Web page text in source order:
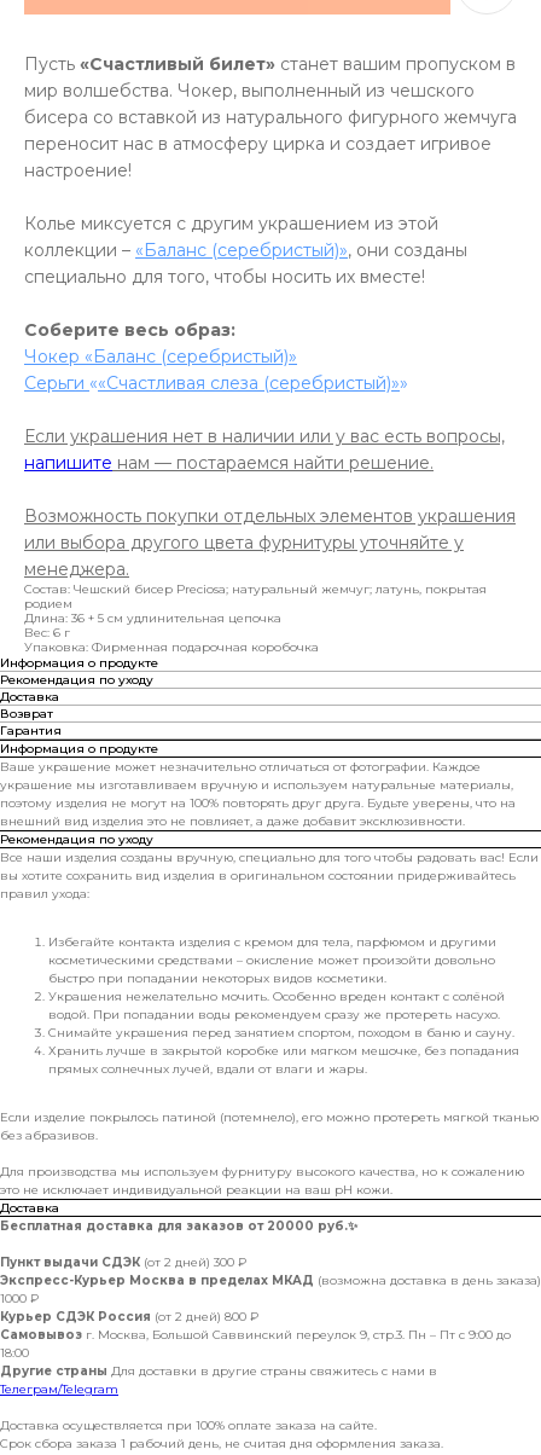
Пусть «Счастливый билет» станет вашим пропуском в
мир волшебства. Чокер, выполненный из чешского
бисера со вставкой из натурального фигурного жемчуга
переносит нас в атмосферу цирка и создает игривое
настроение!
Колье миксуется с другим украшением из этой
коллекции – «Баланс (серебристый)», они созданы
специально для того, чтобы носить их вместе!
Соберите весь образ:
Чокер «Баланс (серебристый)»
Серьги ««Счастливая слеза (серебристый)»»
Если украшения нет в наличии или у вас есть вопросы,
напишите нам — постараемся найти решение.
Возможность покупки отдельных элементов украшения
или выбора другого цвета фурнитуры уточняйте у
менеджера.
Состав: Чешский бисер Preciosa; натуральный жемчуг; латунь, покрытая
родием
Длина: 36 + 5 см удлинительная цепочка
Вес: 6 г
Упаковка: Фирменная подарочная коробочка
Информация о продукте
Рекомендация по уходу
Доставка
Возврат
Гарантия
Информация о продукте
Ваше украшение может незначительно отличаться от фотографии. Каждое
украшение мы изготавливаем вручную и используем натуральные материалы,
поэтому изделия не могут на 100% повторять друг друга. Будьте уверены, что на
внешний вид изделия это не повлияет, а даже добавит эксклюзивности.
Рекомендация по уходу
Все наши изделия созданы вручную, специально для того чтобы радовать вас! Если
вы хотите сохранить вид изделия в оригинальном состоянии придерживайтесь
правил ухода:
Избегайте контакта изделия с кремом для тела, парфюмом и другими
косметическими средствами – окисление может произойти довольно
быстро при попадании некоторых видов косметики.
Украшения нежелательно мочить. Особенно вреден контакт с солёной
водой. При попадании воды рекомендуем сразу же протереть насухо.
Снимайте украшения перед занятием спортом, походом в баню и сауну.
Хранить лучше в закрытой коробке или мягком мешочке, без попадания
прямых солнечных лучей, вдали от влаги и жары.
Если изделие покрылось патиной (потемнело), его можно протереть мягкой тканью
без абразивов.
Для производства мы используем фурнитуру высокого качества, но к сожалению
это не исключает индивидуальной реакции на ваш pH кожи.
Доставка
Бесплатная доставка для заказов от 20000 руб.✨
Пункт выдачи СДЭК (от 2 дней) 300 ₽
Экспресс-Курьер Москва в пределах МКАД (возможна доставка в день заказа)
1000 ₽
Курьер СДЭК Россия (от 2 дней) 800 ₽
Самовывоз г. Москва, Большой Саввинский переулок 9, стр.3. Пн – Пт с 9:00 до
18:00
Другие страны Для доставки в другие страны свяжитесь с нами в
Телеграм/Telegram
Доставка осуществляется при 100% оплате заказа на сайте.
Срок сбора заказа 1 рабочий день, не считая дня оформления заказа.